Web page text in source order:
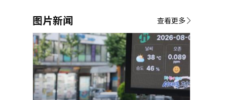
图片新闻 查看更多